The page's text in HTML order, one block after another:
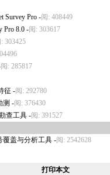
Survey Pro -阅: 408449
Pro 8.0 -阅: 303617
303425
阅: 285817
征 -阅: 292780
测 -阅: 376430
查工具 -阅: 391527
覆盖与分析工具 -阅: 2542628
打印本文